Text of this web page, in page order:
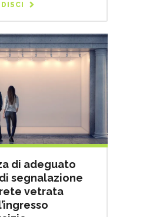
di adeguato
segnalazione
vetrata